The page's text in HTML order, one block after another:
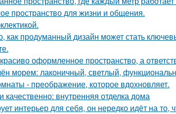
пространство для жизни и общения.
как продуманный дизайн может стать
оформленное пространство, а
морем: лаконичный, светлый,
- преображение, которое вдохновляет.
внутренняя отделка дома
интерьер для себя, он нередко идёт на